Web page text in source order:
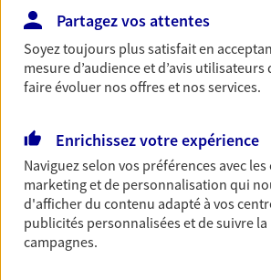
Bricoleuse, féru de jardinage,
ou grande lectrice… personne
accident du quotidien. Avec Ma
Accident, protégez votre qualité de
Découvrir l'offre Garantie Accidents de
OBTENIR UN TARIF EN
Multirisque
Partagez vos attentes
Soyez toujours plus satisfait en
mesure d’audience et d’avis
faire évoluer nos offres et nos services.
Enrichissez votre expérience
Naviguez selon vos préférences avec les
marketing et de personnalisation qui
d'afficher du contenu adapté à vos
publicités personnalisées et de suivre
campagnes.